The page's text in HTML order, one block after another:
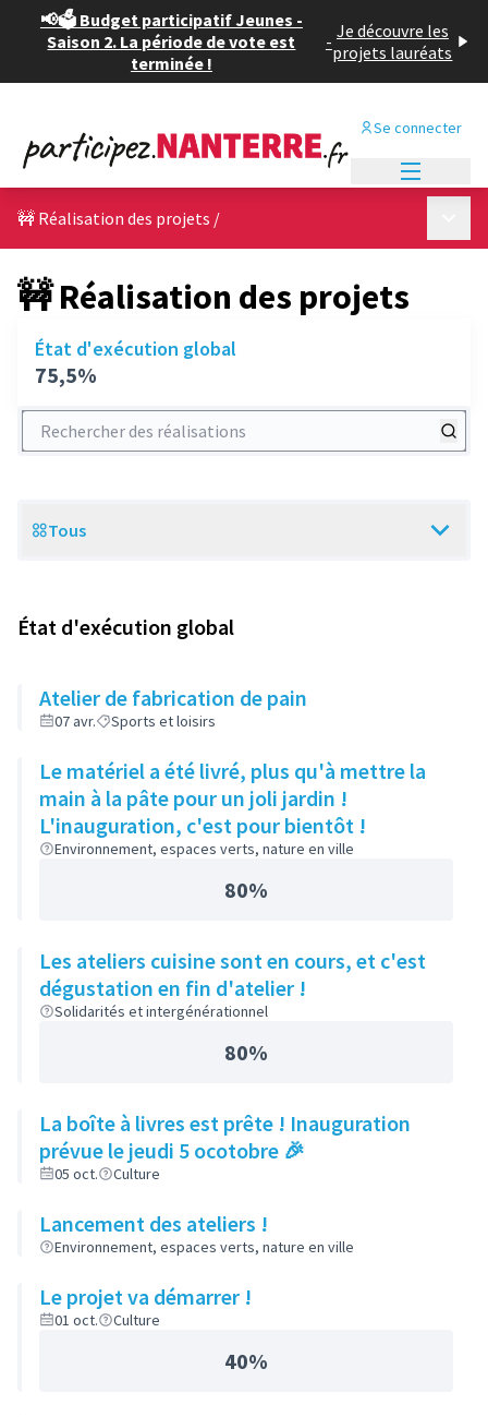
📢🗳️ Budget participatif Jeunes -
Saison 2. La période de vote est
terminée !
- Je découvre les
projets lauréats
Se connecter
🚧 Réalisation des projets /
🚧 Réalisation des projets
État d'exécution global
75,5%
Rechercher des réalisations
Scope
Tous
État d'exécution global
Atelier de fabrication de pain
07 avr. Sports et loisirs
Le matériel a été livré, plus qu'à mettre la
main à la pâte pour un joli jardin !
L'inauguration, c'est pour bientôt !
Environnement, espaces verts, nature en ville
80%
Les ateliers cuisine sont en cours, et c'est
dégustation en fin d'atelier !
Solidarités et intergénérationnel
80%
La boîte à livres est prête ! Inauguration
prévue le jeudi 5 ocotobre 🎉
05 oct. Culture
Lancement des ateliers !
Environnement, espaces verts, nature en ville
Le projet va démarrer !
01 oct. Culture
40%